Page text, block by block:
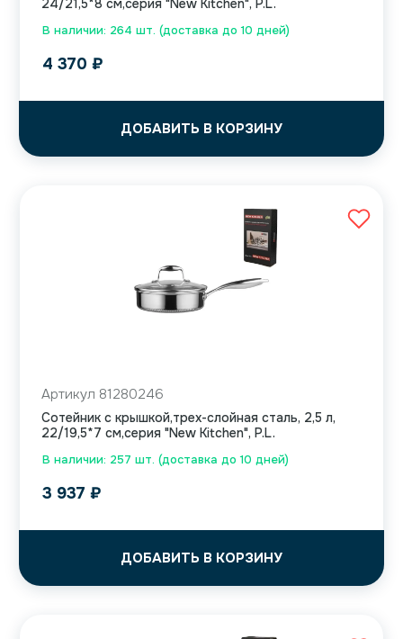
В наличии: 264 шт. (доставка до 10 дней)
24/21,5*8 см,серия "New Kitchen", P.L.
4 370 ₽
ДОБАВИТЬ В КОРЗИНУ
В наличии: 257 шт. (доставка до 10 дней)
Артикул 81280246
Сотейник с крышкой,трех-слойная сталь, 2,5 л,
22/19,5*7 см,серия "New Kitchen", P.L.
3 937 ₽
ДОБАВИТЬ В КОРЗИНУ